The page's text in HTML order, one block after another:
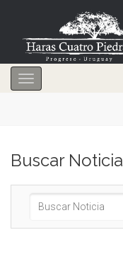
Toggle
Buscar Noticia